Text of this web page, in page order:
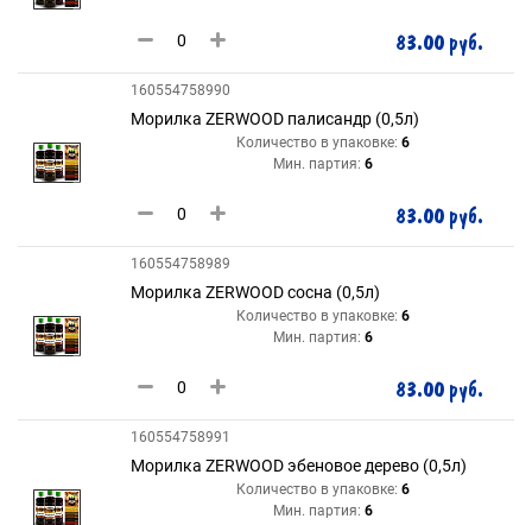
83.00 руб.
160554758990
Морилка ZERWOOD палисандр (0,5л)
Количество в упаковке: 6
Мин. партия: 6
83.00 руб.
160554758989
Морилка ZERWOOD сосна (0,5л)
Количество в упаковке: 6
Мин. партия: 6
83.00 руб.
160554758991
Морилка ZERWOOD эбеновое дерево (0,5л)
Количество в упаковке: 6
Мин. партия: 6